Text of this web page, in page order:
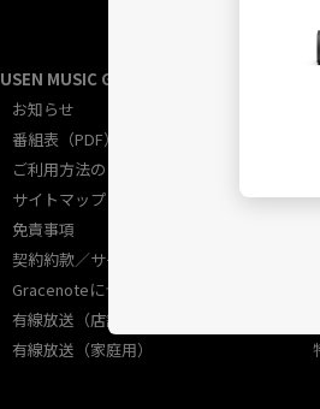
USEN MUSIC GUIDE総合
お知らせ
番組表（PDF）
ご利用方法のご案内
サイトマップ
免責事項
契約約款／サービス規約
Gracenoteについて
有線放送（店舗用）
有線放送（家庭用）